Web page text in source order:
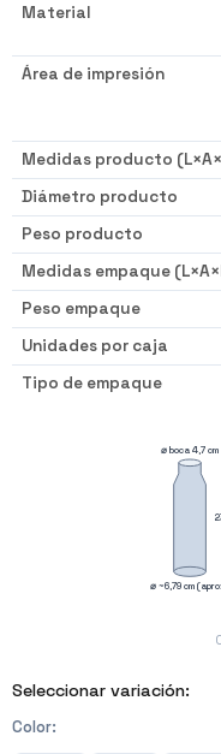
Material
Área de impresión
Medidas producto
Diámetro producto
Peso producto
Medidas empaque
Peso empaque
Unidades por caja
Tipo de empaque
⌀ boca 4,7 cm
⌀ ~6,79 cm
Seleccionar variación:
Color: